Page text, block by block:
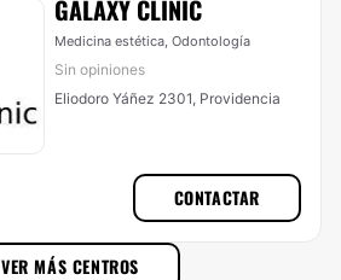
GALAXY CLINIC
Medicina estética, Odontología
Sin opiniones
Eliodoro Yáñez 2301, Providencia
CONTACTAR
VER MÁS CENTROS